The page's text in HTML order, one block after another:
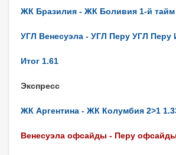
ЖК Бразилия - ЖК Боливия 1-й тайм
УГЛ Венесуэла - УГЛ Перу УГЛ Перу
Итог 1.61
Экспресс
ЖК Аргентина - ЖК Колумбия 2>1
Венесуэла офсайды - Перу